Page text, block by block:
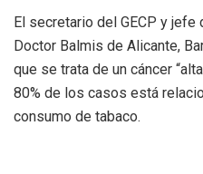
El secretario del GECP y
Doctor Balmis de Alicante,
que se trata de un cáncer
80% de los casos está
consumo de tabaco.